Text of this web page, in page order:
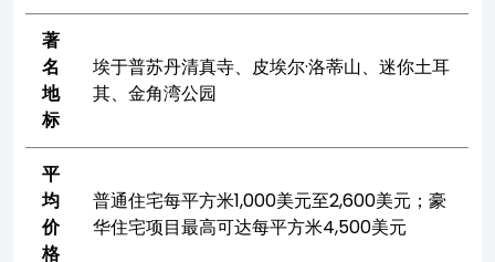
著
名
地
标
埃于普苏丹清真寺、皮埃尔·洛蒂山、迷你土耳
其、金角湾公园
平
均
价
格
普通住宅每平方米1,000美元至2,600美元；豪
华住宅项目最高可达每平方米4,500美元